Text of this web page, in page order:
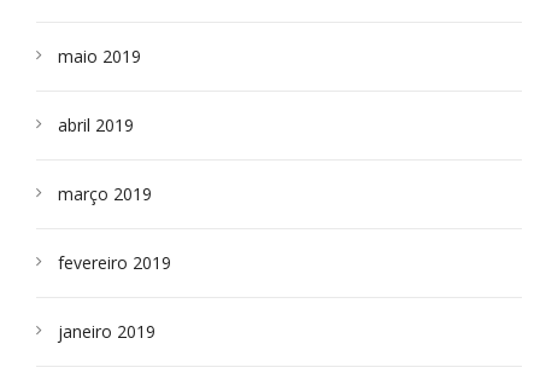
maio 2019
abril 2019
março 2019
fevereiro 2019
janeiro 2019